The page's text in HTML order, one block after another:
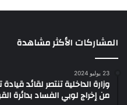
المشاركات الأكثر مشاهدة
23 يوليو 2024
وزارة الداخلية تنتصر لقائد
من إخراج لوبي الفساد بدائرة